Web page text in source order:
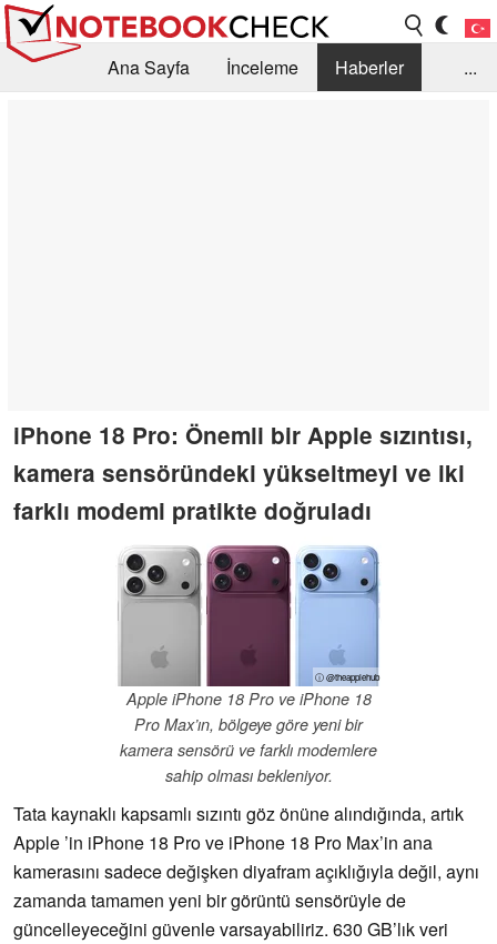
Ana Sayfa İnceleme
Haberler
...
iPhone 18 Pro: Önemli bir Apple sızıntısı,
kamera sensöründeki yükseltmeyi ve iki
farklı modemi pratikte doğruladı
ⓘ @theapplehub
Apple iPhone 18 Pro ve iPhone 18
Pro Max’ın, bölgeye göre yeni bir
kamera sensörü ve farklı modemlere
sahip olması bekleniyor.
Tata kaynaklı kapsamlı sızıntı göz önüne alındığında, artık
Apple ’in iPhone 18 Pro ve iPhone 18 Pro Max’in ana
kamerasını sadece değişken diyafram açıklığıyla değil, aynı
zamanda tamamen yeni bir görüntü sensörüyle de
güncelleyeceğini güvenle varsayabiliriz. 630 GB’lık veri